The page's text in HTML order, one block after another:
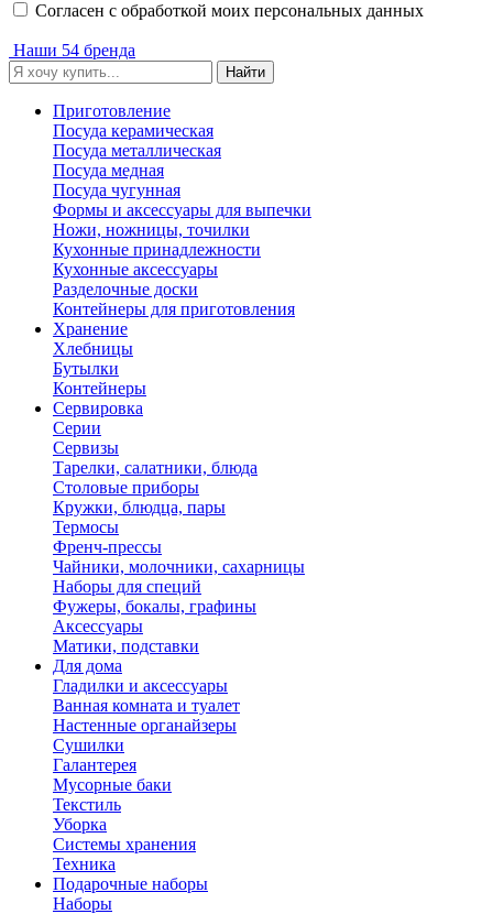
Согласен с обработкой моих персональных данных
Наши 54 бренда
Найти
Приготовление
Посуда керамическая
Посуда металлическая
Посуда медная
Посуда чугунная
Формы и аксессуары для выпечки
Ножи, ножницы, точилки
Кухонные принадлежности
Кухонные аксессуары
Разделочные доски
Контейнеры для приготовления
Хранение
Хлебницы
Бутылки
Контейнеры
Сервировка
Серии
Сервизы
Тарелки, салатники, блюда
Столовые приборы
Кружки, блюдца, пары
Термосы
Френч-прессы
Чайники, молочники, сахарницы
Наборы для специй
Фужеры, бокалы, графины
Аксессуары
Матики, подставки
Для дома
Гладилки и аксессуары
Ванная комната и туалет
Настенные органайзеры
Сушилки
Галантерея
Мусорные баки
Текстиль
Уборка
Системы хранения
Техника
Подарочные наборы
Наборы